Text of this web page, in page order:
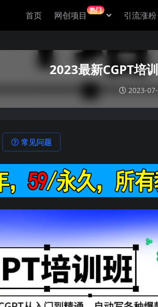
首页 网创项目 热门 引流涨粉
2023最新CGPT培
2023-
常见问题